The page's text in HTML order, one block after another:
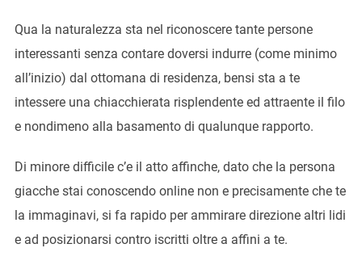
Qua la naturalezza sta nel riconoscere tante persone
interessanti senza contare doversi indurre (come minimo
all’inizio) dal ottomana di residenza, bensi sta a te
intessere una chiacchierata risplendente ed attraente il filo
e nondimeno alla basamento di qualunque rapporto.
Di minore difficile c’e il atto affinche, dato che la persona
giacche stai conoscendo online non e precisamente che te
la immaginavi, si fa rapido per ammirare direzione altri lidi
e ad posizionarsi contro iscritti oltre a affini a te.